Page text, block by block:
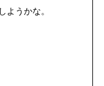
ようかな。